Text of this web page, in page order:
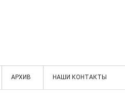
АРХИВ НАШИ КОНТАКТЫ